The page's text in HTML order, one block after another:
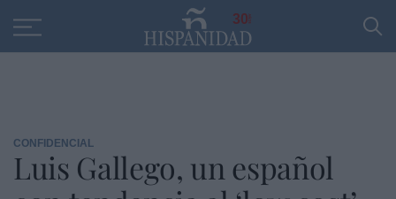
30
CONFIDENCIAL
Luis Gallego, un español